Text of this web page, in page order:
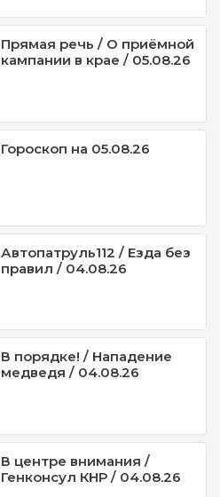
Прямая речь / О приёмной
кампании в крае / 05.08.26
Гороскоп на 05.08.26
Автопатруль112 / Езда без
правил / 04.08.26
В порядке! / Нападение
медведя / 04.08.26
В центре внимания /
Генконсул КНР / 04.08.26